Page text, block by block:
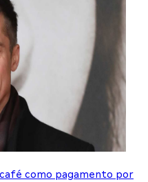
como pagamento por